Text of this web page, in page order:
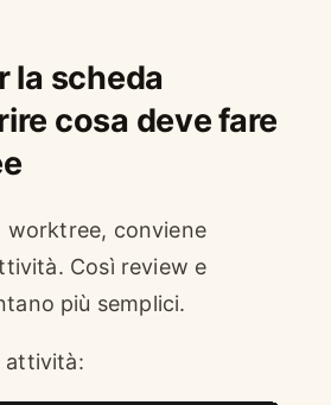
la scheda
cosa deve fare
worktree, conviene
Così review e
più semplici.
attività: